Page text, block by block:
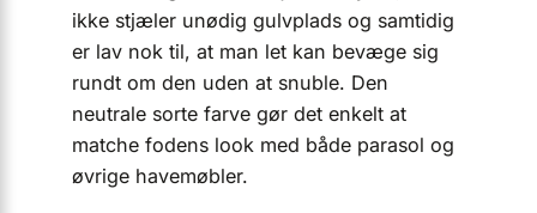
ikke stjæler unødig gulvplads og samtidig
er lav nok til, at man let kan bevæge sig
rundt om den uden at snuble. Den
neutrale sorte farve gør det enkelt at
matche fodens look med både parasol og
øvrige havemøbler.